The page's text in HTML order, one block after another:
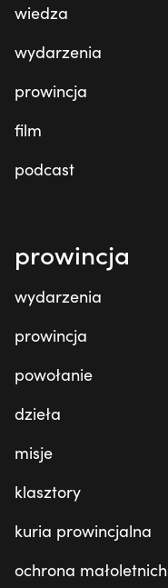
wiedza
wydarzenia
prowincja
film
podcast
prowincja
wydarzenia
prowincja
powołanie
dzieła
misje
klasztory
kuria prowincjalna
ochrona małoletnich